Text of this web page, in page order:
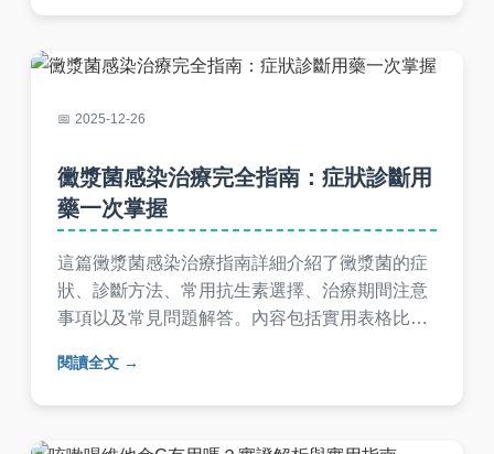
識，有效對抗與預防復發。
2025-12-26
黴漿菌感染治療完全指南：症狀診斷用
藥一次掌握
這篇黴漿菌感染治療指南詳細介紹了黴漿菌的症
狀、診斷方法、常用抗生素選擇、治療期間注意
事項以及常見問題解答。內容包括實用表格比較
菌感染治療過程，避免常見誤區。適合家長和患
者參考，提供專業且易懂的醫療資訊。
閱讀全文